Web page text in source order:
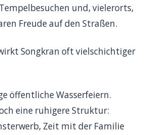
und, vielerorts,
Freude auf den Straßen.
Songkran oft vielschichtiger
öffentliche Wasserfeiern.
eine ruhigere Struktur:
Zeit mit der Familie